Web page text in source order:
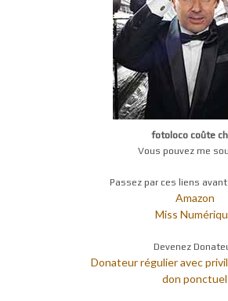
fotoloco coûte
Vous pouvez me
Passez par ces liens
Amazon
Miss
Devenez
Donateur régulier avec
don ponctuel